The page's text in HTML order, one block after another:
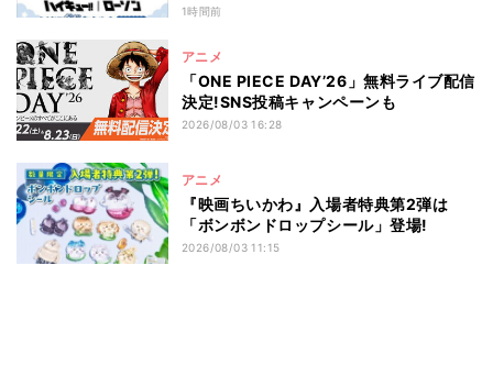
1時間前
アニメ
「ONE PIECE DAY’26」無料ライブ配信
決定!SNS投稿キャンペーンも
2026/08/03 16:28
アニメ
『映画ちいかわ』入場者特典第2弾は
「ボンボンドロップシール」登場!
2026/08/03 11:15